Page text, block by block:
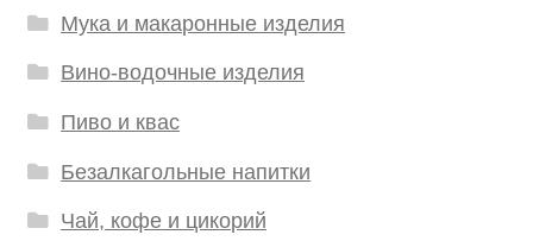
Мука и макаронные изделия
Вино-водочные изделия
Пиво и квас
Безалкагольные напитки
Чай, кофе и цикорий